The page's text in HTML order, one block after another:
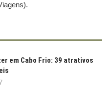
em Cabo Frio: 39 atrativos